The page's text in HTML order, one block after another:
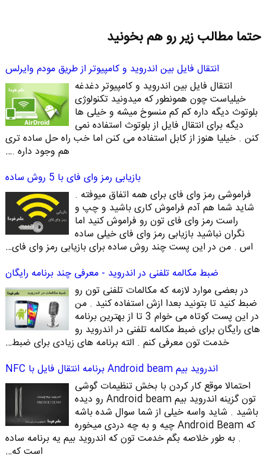
حتما مطالب زیر رو هم بخونید
انتقال فایل بین اندروید و کامپیوتر از طریق مودم وایرلس
انتقال فایل بین اندروید و کامپیوتر دغدغه
خیلیاست چون همونطور که میدونید تکنولوژی
بلوتوث دیگه داره کم کم منسوخ میشه و خیلی ها
دیگه برای انتقال فایل از بلوتوث استفاده نمی
کنن . خیلیا هنوز از کابل استفاده می کنن اما خب راه حل ساده تری
هم وجود داره .…
بازیابی رمز وای فای با 5 روش ساده
فراموشی رمز وای فای برای همه اتفاق میوفته .
شاید شما هم آدم فراموش کاری باشید و چپ و
راست رمز وای فای تون رو فراموش کنید اما
نگران نباشید بازیابی رمز وای فای خیلی ساده
اس . من در این پست چند روش ساده برای بازیابی رمز وای فای…
ضبط مکالمه تلفنی در اندروید - معرفی چند برنامه رایگان
در بعضی موارد لازمه که مکالمات تلفنی تون رو
ضبط کنید تا بتونید بعدا ازش استفاده کنید . من
در این پست کوتاه می خوام 3 تا از بهترین برنامه
های رایگان برای ضبط مکالمه تلفنی در اندروید رو
خدمت تون معرفی کنم . الته برنامه های زیادی برای ضبط…
اندروید بیم Android beam برنامه انتقال فایل با NFC
احتمالا موقع کار کردن با بخش تنظیمات گوشی
تون گزینه اندروید بیم Android beam رو دیده
باشید . شاید واسه خیلی از شما سوال شده باشه
که Android Beam چیه و به چه دردی میخوره
. به طور خلاصه بگم خدمت تون که اندروید بیم یه برنامه ساده
است که…